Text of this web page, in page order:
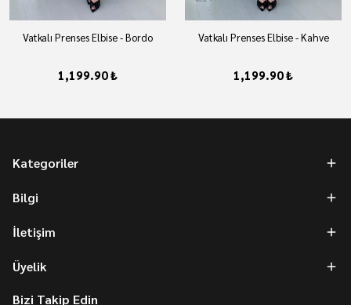
Vatkalı Prenses Elbise - Bordo
1,199.90 ₺
Vatkalı Prenses Elbise - Kahve
1,199.90 ₺
Kategoriler
Bilgi
İletişim
Üyelik
Bizi Takip Edin